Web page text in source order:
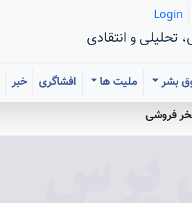
تحلیلی و انتقادی
Login
بشر ملیت ها افشاگری خبر
فروشی